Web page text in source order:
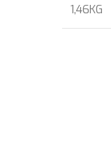
1,46KG